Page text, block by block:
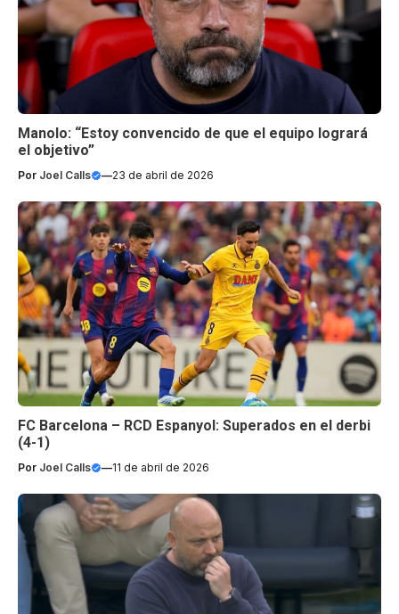
Manolo: “Estoy convencido de que el equipo logrará
el objetivo”
Por Joel Calls —23 de abril de 2026
FC Barcelona – RCD Espanyol: Superados en el derbi
(4-1)
Por Joel Calls —11 de abril de 2026